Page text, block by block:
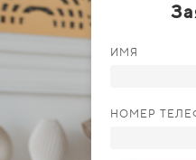
ИМЯ
НОМЕР